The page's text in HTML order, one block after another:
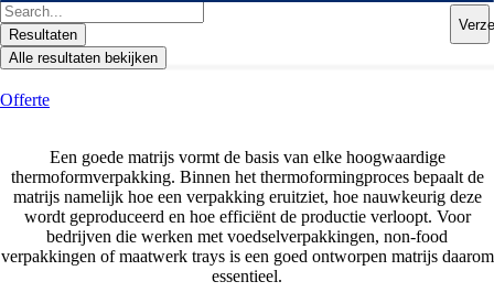
Ga
naar
de
inhoud
Search
...Resultaten
Alle resultaten bekijken
Offerte
Een goede matrijs vormt de basis van elke hoogwaardige
thermoformverpakking. Binnen het thermoformingproces bepaalt de
matrijs namelijk hoe een verpakking eruitziet, hoe nauwkeurig deze
wordt geproduceerd en hoe efficiënt de productie verloopt. Voor
bedrijven die werken met voedselverpakkingen, non-food
verpakkingen of maatwerk trays is een goed ontworpen matrijs daarom
essentieel.